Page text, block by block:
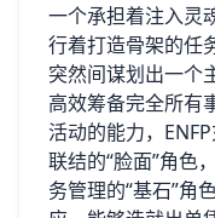
一个承担着注入灵
行着打造骨架的任
突然间谋划出一个
高效筹备完全所有
活动的能力，
联结的“脸面”角色
务管理的“基石”角